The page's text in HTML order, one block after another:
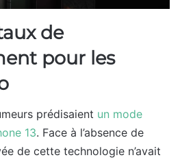
de
pour les
prédisaient un mode
13. Face à l’absence de
de cette technologie n’avait